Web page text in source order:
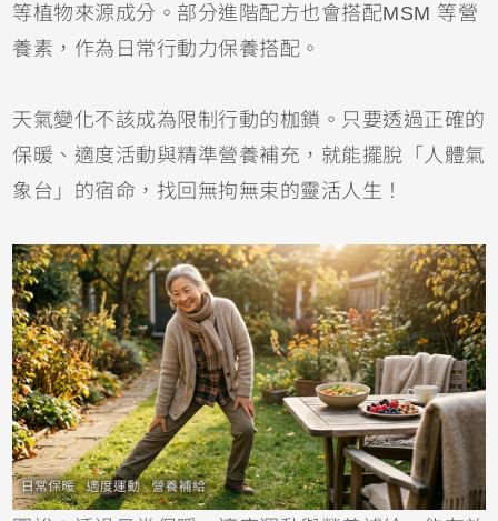
等植物來源成分。部分進階配方也會搭配MSM 等營
養素，作為日常行動力保養搭配。
天氣變化不該成為限制行動的枷鎖。只要透過正確的
保暖、適度活動與精準營養補充，就能擺脫「人體氣
象台」的宿命，找回無拘無束的靈活人生！